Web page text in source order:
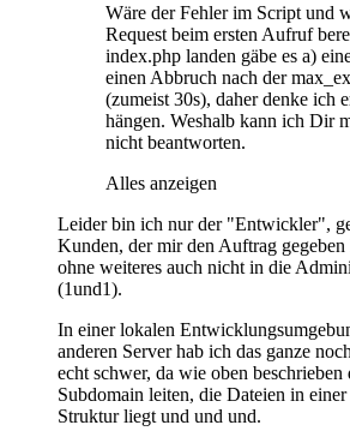
Wäre der Fehler im Script und
Request beim ersten Aufruf
index.php landen gäbe es a)
einen Abbruch nach der
(zumeist 30s), daher denke ich
hängen. Weshalb kann ich Dir
nicht beantworten.
Alles anzeigen
Leider bin ich nur der "Entwickler",
Kunden, der mir den Auftrag
ohne weiteres auch nicht in die
(1und1).
In einer lokalen
anderen Server hab ich das ganze
echt schwer, da wie oben
Subdomain leiten, die Dateien in
Struktur liegt und und und.